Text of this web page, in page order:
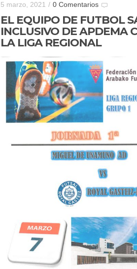
5 marzo, 2021 / 0 Comentarios
EL EQUIPO DE FUTBOL
INCLUSIVO DE APDEMA
LA LIGA REGIONAL